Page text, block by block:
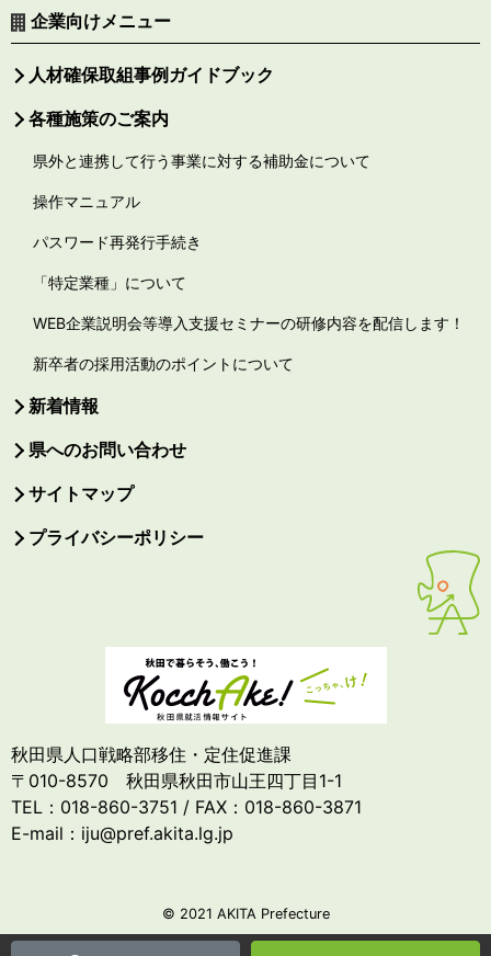
企業向けメニュー
人材確保取組事例ガイドブック
各種施策のご案内
県外と連携して行う事業に対する補助金について
操作マニュアル
パスワード再発行手続き
「特定業種」について
WEB企業説明会等導入支援セミナーの研修内容を配信します！
新卒者の採用活動のポイントについて
新着情報
県へのお問い合わせ
サイトマップ
プライバシーポリシー
秋田県人口戦略部移住・定住促進課
〒010-8570 秋田県秋田市山王四丁目1-1
TEL：018-860-3751 / FAX：018-860-3871
E-mail：iju@pref.akita.lg.jp
© 2021 AKITA Prefecture